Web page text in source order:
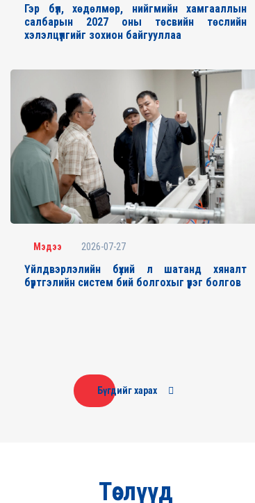
Гэр бүл, хөдөлмөр, нийгмийн хамгааллын
салбарын 2027 оны төсвийн төслийн
хэлэлцүүлгийг зохион байгууллаа
Мэдээ 2026-07-27
Үйлдвэрлэлийн бүхий л шатанд хяналт
бүртгэлийн систем бий болгохыг үүрэг болгов
Бүгдийг харах
Төслүүд